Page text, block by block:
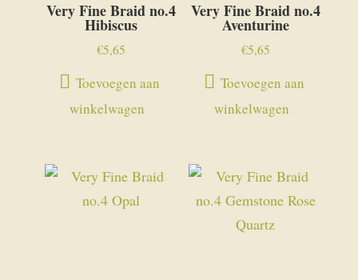
Very Fine Braid no.4
Hibiscus
€5,65
Toevoegen aan
winkelwagen
Very Fine Braid no.4
Aventurine
€5,65
Toevoegen aan
winkelwagen